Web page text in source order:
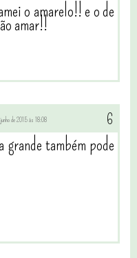
o amarelo!! e o de
amar!!
de 2015 às 18:08
também pode